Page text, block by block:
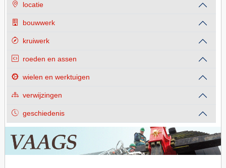
locatie
bouwwerk
kruiwerk
roeden en assen
wielen en werktuigen
verwijzingen
geschiedenis